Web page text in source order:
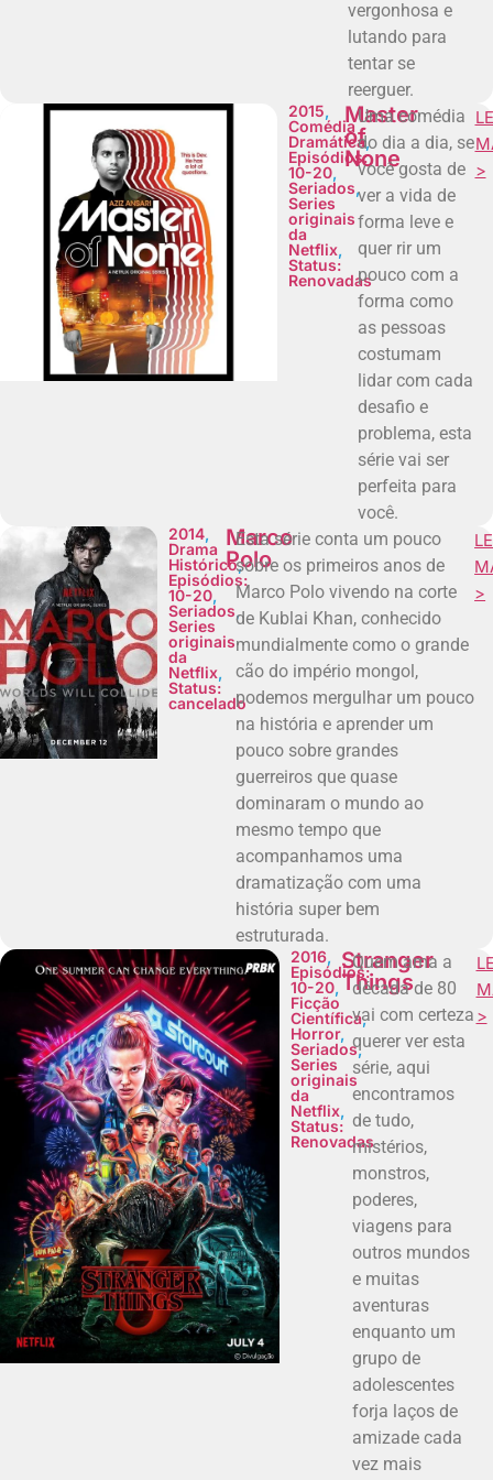
vergonhosa e
lutando para
tentar se
reerguer.
2015,
Comédia
Dramática,
Episódios:
10-20,
Seriados,
Series
originais
da
Netflix,
Status:
Renovadas
Master
of
None
Uma comédia
do dia a dia, se
você gosta de
ver a vida de
forma leve e
quer rir um
pouco com a
forma como
as pessoas
costumam
lidar com cada
desafio e
problema, esta
série vai ser
perfeita para
você.
>
2014,
Drama
Histórico,
Episódios:
10-20,
Seriados,
Series
originais
da
Netflix,
Status:
cancelado
Marco
Polo
Esta série conta um pouco
sobre os primeiros anos de
Marco Polo vivendo na corte
de Kublai Khan, conhecido
mundialmente como o grande
cão do império mongol,
podemos mergulhar um pouco
na história e aprender um
pouco sobre grandes
guerreiros que quase
dominaram o mundo ao
mesmo tempo que
acompanhamos uma
dramatização com uma
história super bem
estruturada.
>
2016,
Episódios:
10-20,
Ficção
Científica,
Horror,
Seriados,
Series
originais
da
Netflix,
Status:
Renovadas
Stranger
Things
Quem ama a
década de 80
vai com certeza
querer ver esta
série, aqui
encontramos
de tudo,
mistérios,
monstros,
poderes,
viagens para
outros mundos
e muitas
aventuras
enquanto um
grupo de
adolescentes
forja laços de
amizade cada
vez mais
>